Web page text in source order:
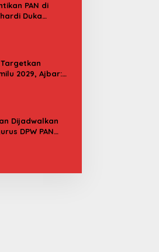
PAN di
Duka
Targetkan
2029, Ajbar:
Dijadwalkan
DPW PAN